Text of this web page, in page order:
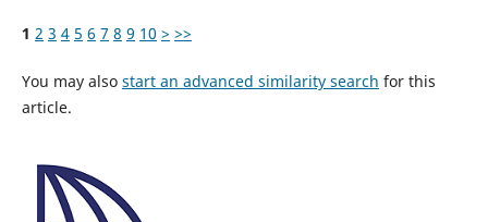
1 2 3 4 5 6 7 8 9 10 > >>
You may also start an advanced similarity search for this
article.